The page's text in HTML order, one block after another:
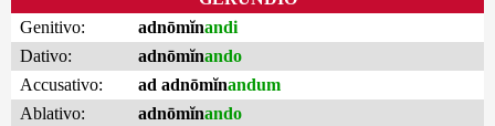
Genitivo:
adnōmĭnandi
Dativo:
adnōmĭnando
Accusativo:
ad adnōmĭnandum
Ablativo:
adnōmĭnando